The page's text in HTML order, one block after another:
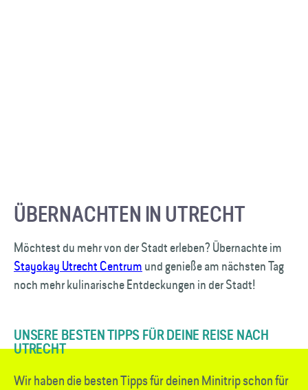
ÜBERNACHTEN IN UTRECHT
Möchtest du mehr von der Stadt erleben? Übernachte im
Stayokay Utrecht Centrum und genieße am nächsten Tag
noch mehr kulinarische Entdeckungen in der Stadt!
UNSERE BESTEN TIPPS FÜR DEINE REISE NACH
UTRECHT
Wir haben die besten Tipps für deinen Mini­trip schon für